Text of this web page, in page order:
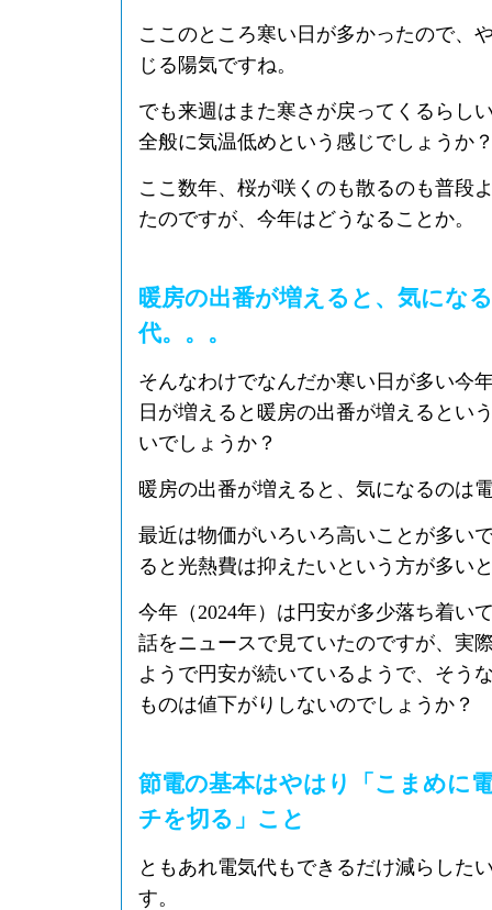
ここのところ寒い日が多かったので、
じる陽気ですね。
でも来週はまた寒さが戻ってくるらし
全般に気温低めという感じでしょうか
ここ数年、桜が咲くのも散るのも普段
たのですが、今年はどうなることか。
暖房の出番が増えると、気にな
代。。。
そんなわけでなんだか寒い日が多い今
日が増えると暖房の出番が増えるとい
いでしょうか？
暖房の出番が増えると、気になるのは
最近は物価がいろいろ高いことが多い
ると光熱費は抑えたいという方が多い
今年（2024年）は円安が多少落ち着い
話をニュースで見ていたのですが、実
ようで円安が続いているようで、そう
ものは値下がりしないのでしょうか？
節電の基本はやはり「こまめに
チを切る」こと
ともあれ電気代もできるだけ減らした
す。